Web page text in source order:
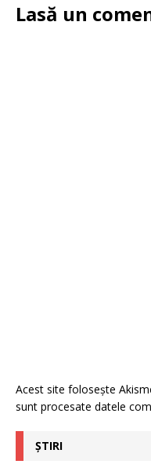
Lasă un
Acest site folosește
sunt procesate datele
ȘTIRI